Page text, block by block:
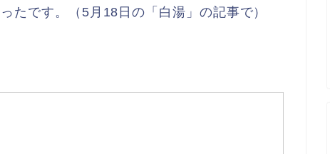
たです。（5月18日の「白湯」の記事で）